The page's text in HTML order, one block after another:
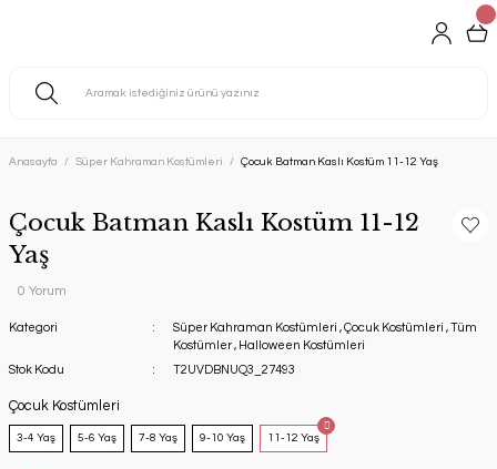
Anasayfa Süper Kahraman Kostümleri Çocuk Batman Kaslı Kostüm 11-12 Yaş
Çocuk Batman Kaslı Kostüm 11-12
Yaş
0 Yorum
Kategori Süper Kahraman Kostümleri ,Çocuk Kostümleri ,Tüm
Kostümler , Halloween Kostümleri
Stok Kodu
T2UVDBNUQ3_27493
Çocuk Kostümleri
3-4 Yaş 5-6 Yaş 7-8 Yaş 9-10 Yaş 11-12 Yaş